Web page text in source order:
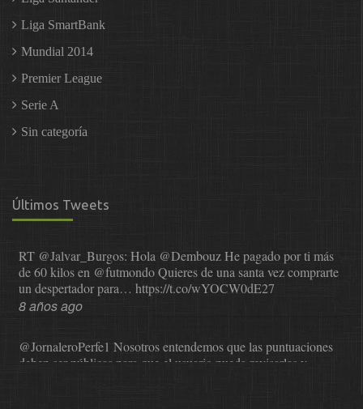
Liga SmartBank
Mundial 2014
Premier League
Serie A
Sin categoría
Últimos Tweets
RT @Jalvar_Burgos: Hola @DembouzHe pagado por ti más
de 60 kilos en @futmondoQuieres de una santa vez comprarte
un despertador para… https://t.co/wYOCW0dE27
8 años ago
@JornaleroPerfe1 Nosotros entendemos que las puntuaciones
deben ser públicas para que el usuario pueda revisarlas y…